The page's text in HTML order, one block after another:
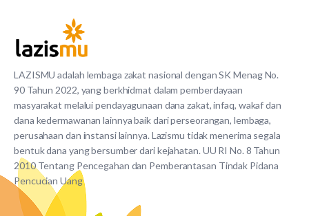
LAZISMU adalah lembaga zakat nasional dengan SK Menag No.
90 Tahun 2022, yang berkhidmat dalam pemberdayaan
masyarakat melalui pendayagunaan dana zakat, infaq, wakaf dan
dana kedermawanan lainnya baik dari perseorangan, lembaga,
perusahaan dan instansi lainnya. Lazismu tidak menerima segala
bentuk dana yang bersumber dari kejahatan. UU RI No. 8 Tahun
2010 Tentang Pencegahan dan Pemberantasan Tindak Pidana
Pencucian Uang